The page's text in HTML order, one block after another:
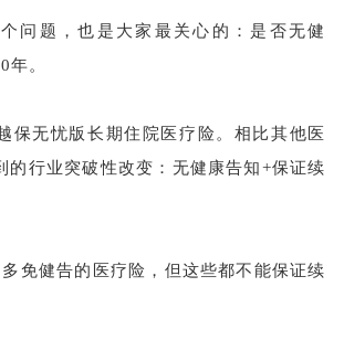
问题，也是大家最关心的：是否无健
年。
保无忧版长期住院医疗险。相比其他医
的行业突破性改变：无健康告知+保证续
免健告的医疗险，但这些都不能保证续